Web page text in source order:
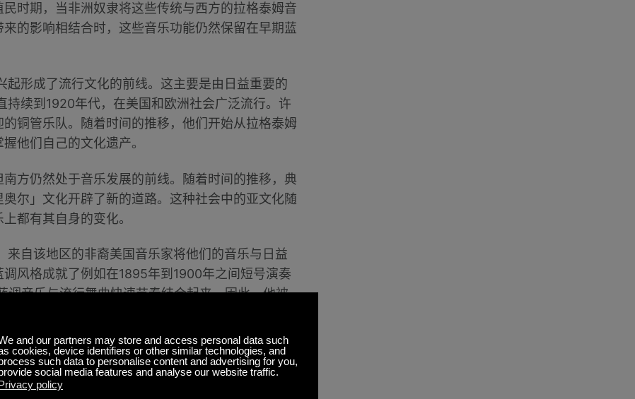
时期，当非洲奴隶将这些传统与西方的拉格泰姆音
的影响相结合时，这些音乐功能仍然保留在早期蓝
形成了流行文化的前线。这主要是由日益重要的
续到1920年代，在美国和欧洲社会广泛流行。许
铜管乐队。随着时间的推移，他们开始从拉格泰姆
他们自己的文化遗产。
方仍然处于音乐发展的前线。随着时间的推移，典
尔」文化开辟了新的道路。这种社会中的亚文化随
都有其自身的变化。
自该地区的非裔美国音乐家将他们的音乐与日益
风格成就了例如在1895年到1900年之间短号演奏
音乐与流行舞曲快速节奏结合起来。因此，他被
道路的创新者。
管乐器，而不是弦乐乐器，这是当时室内乐器设置
社会地位，这些音乐家从住宅区的即兴风格中融入
，通常都是由短号、单簧管和长号组成。